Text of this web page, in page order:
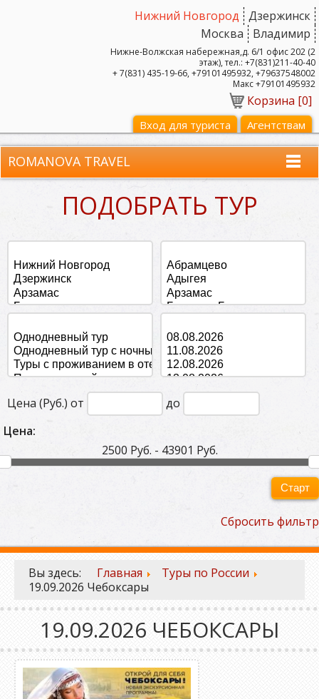
Дзержинск
Нижний Новгород
Владимир
Москва
Нижне-Волжская набережная,д. 6/1 офис 202 (2
этаж), тел.: +7(831)211-40-40
+ 7(831) 435-19-66, +79101495932, +79637548002
Макс +79101495932
Корзина [0]
Вход для туриста Агентствам
ROMANOVA TRAVEL
ПОДОБРАТЬ ТУР
Цена (Руб.) от
до
Цена:
2500 Руб. - 43901 Руб.
Старт
Сбросить фильтр
Вы здесь: Главная
Туры по России
19.09.2026 Чебоксары
19.09.2026 ЧЕБОКСАРЫ